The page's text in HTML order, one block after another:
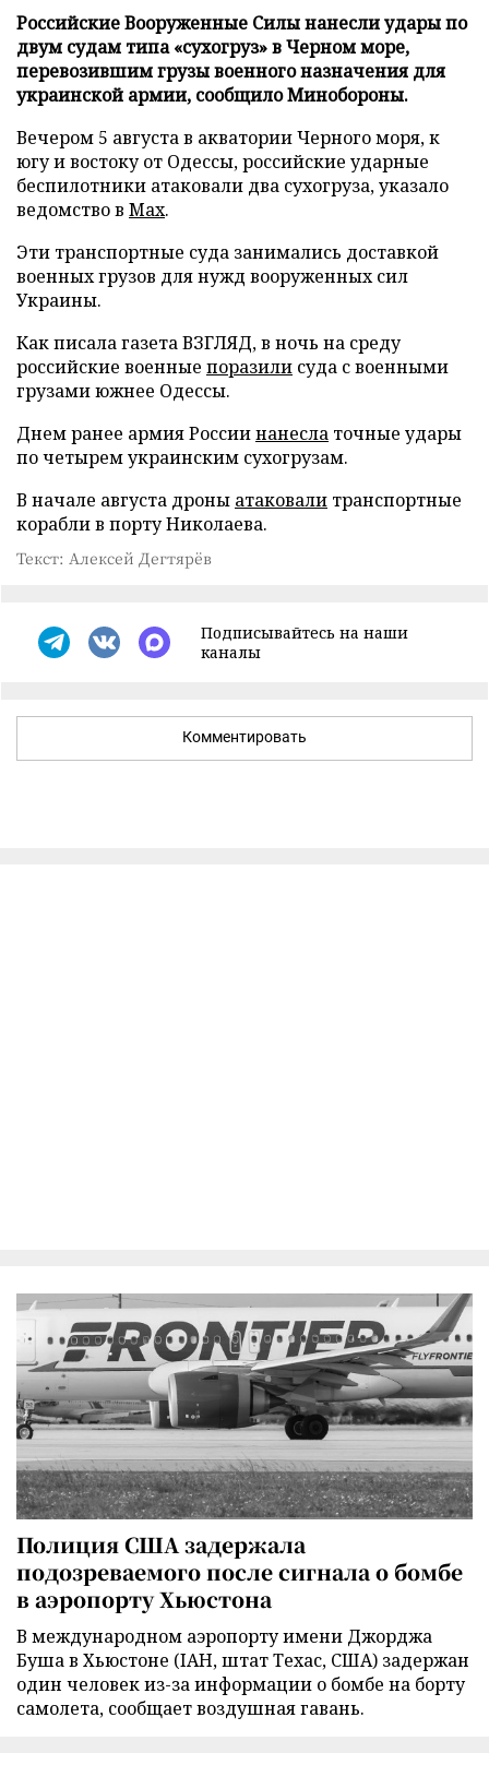
Российские Вооруженные Силы нанесли удары по
двум судам типа «сухогруз» в Черном море,
перевозившим грузы военного назначения для
украинской армии, сообщило Минобороны.
Вечером 5 августа в акватории Черного моря, к
югу и востоку от Одессы, российские ударные
беспилотники атаковали два сухогруза, указало
ведомство в Max.
Эти транспортные суда занимались доставкой
военных грузов для нужд вооруженных сил
Украины.
Как писала газета ВЗГЛЯД, в ночь на среду
российские военные поразили суда с военными
грузами южнее Одессы.
Днем ранее армия Россиинанесла точные удары
по четырем украинским сухогрузам.
В начале августа дроны атаковали транспортные
корабли в порту Николаева.
Текст: Алексей Дегтярёв
Подписывайтесь на наши
каналы
Комментировать
Полиция США задержала
подозреваемого после сигнала о бомбе
в аэропорту Хьюстона
В международном аэропорту имени Джорджа
Буша в Хьюстоне (IAH, штат Техас, США) задержан
один человек из-за информации о бомбе на борту
самолета, сообщает воздушная гавань.